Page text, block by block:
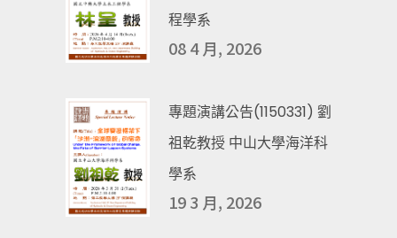
程學系
08 4 月, 2026
專題演講公告(1150331) 劉
祖乾教授 中山大學海洋科
學系
19 3 月, 2026